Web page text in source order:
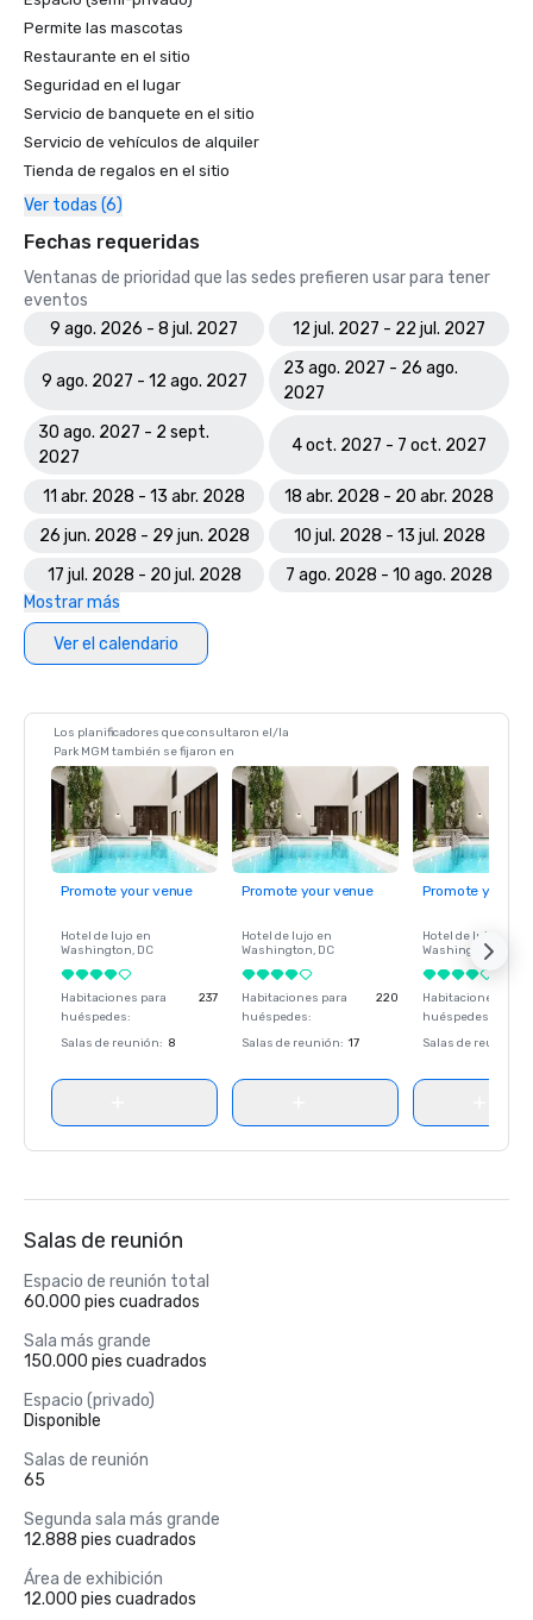
Permite las mascotas
Restaurante en el sitio
Seguridad en el lugar
Servicio de banquete en el sitio
Servicio de vehículos de alquiler
Tienda de regalos en el sitio
Ver todas (6)
Fechas requeridas
Ventanas de prioridad que las sedes prefieren usar para tener
eventos
9 ago. 2026 - 8 jul. 2027
12 jul. 2027 - 22 jul. 2027
9 ago. 2027 - 12 ago. 2027
23 ago. 2027 - 26 ago.
2027
30 ago. 2027 - 2 sept.
2027
4 oct. 2027 - 7 oct. 2027
11 abr. 2028 - 13 abr. 2028
18 abr. 2028 - 20 abr. 2028
26 jun. 2028 - 29 jun. 2028
10 jul. 2028 - 13 jul. 2028
17 jul. 2028 - 20 jul. 2028
7 ago. 2028 - 10 ago. 2028
Mostrar más
Ver el calendario
Los planificadores que consultaron el/la
Park MGM también se fijaron en
Promote your venue
Hotel de lujo en
Washington, DC
Habitaciones para
huéspedes:
237
Salas de reunión: 8
Promote your venue
Hotel de lujo en
Washington, DC
Habitaciones para
huéspedes:
220
Salas de reunión: 17
Promote your
Hotel de lujo en
Washington
Habitaciones para
huéspedes
Salas de reunión
Salas de reunión
Espacio de reunión total
60.000 pies cuadrados
Sala más grande
150.000 pies cuadrados
Espacio (privado)
Disponible
Salas de reunión
65
Segunda sala más grande
12.888 pies cuadrados
Área de exhibición
12.000 pies cuadrados